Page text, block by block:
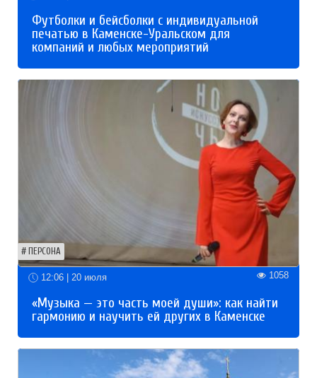
Футболки и бейсболки с индивидуальной
печатью в Каменске-Уральском для
компаний и любых мероприятий
ПЕРСОНА
12:06 | 20 июля 1058
«Музыка — это часть моей души»: как найти
гармонию и научить ей других в Каменске